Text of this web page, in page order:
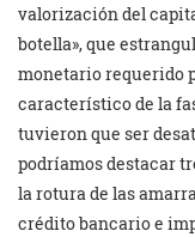
valorización del
botella», que
monetario requerido
característico de la
tuvieron que ser
podríamos destacar
la rotura de las
crédito bancario e